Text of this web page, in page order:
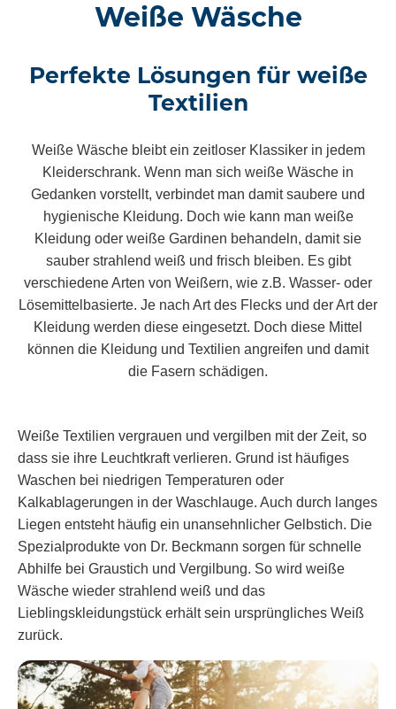
Weiße Wäsche
Perfekte Lösungen für weiße
Textilien
Weiße Wäsche bleibt ein zeitloser Klassiker in jedem
Kleiderschrank. Wenn man sich weiße Wäsche in
Gedanken vorstellt, verbindet man damit saubere und
hygienische Kleidung. Doch wie kann man weiße
Kleidung oder weiße Gardinen behandeln, damit sie
sauber strahlend weiß und frisch bleiben. Es gibt
verschiedene Arten von Weißern, wie z.B. Wasser- oder
Lösemittelbasierte. Je nach Art des Flecks und der Art der
Kleidung werden diese eingesetzt. Doch diese Mittel
können die Kleidung und Textilien angreifen und damit
die Fasern schädigen.
Weiße Textilien vergrauen und vergilben mit der Zeit, so
dass sie ihre Leuchtkraft verlieren. Grund ist häufiges
Waschen bei niedrigen Temperaturen oder
Kalkablagerungen in der Waschlauge. Auch durch langes
Liegen entsteht häufig ein unansehnlicher Gelbstich. Die
Spezialprodukte von Dr. Beckmann sorgen für schnelle
Abhilfe bei Graustich und Vergilbung. So wird weiße
Wäsche wieder strahlend weiß und das
Lieblingskleidungstück erhält sein ursprüngliches Weiß
zurück.